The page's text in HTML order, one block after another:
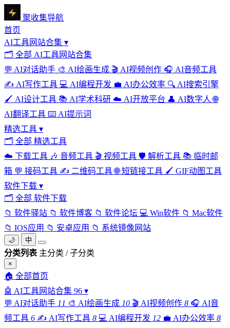
聚收集导航
首页
AI工具网站合集 ▾
🗂 全部 AI工具网站合集
💬 AI对话助手 🎨 AI绘画生成 🎬 AI视频创作 🎧 AI音频工具
✍️ AI写作工具 💻 AI编程开发 💼 AI办公效率 🔍 AI搜索引擎
🖌️ AI设计工具 📚 AI学术科研 ☁️ AI开放平台 👤 AI数字人 🌐
AI翻译工具 ⌨️ AI提示词
精选工具 ▾
🗂 全部 精选工具
☁️ 下载工具 🎶 音频工具 🎬 视频工具 🛡️ 解析工具 📚 临时邮
箱 💬 接码工具 ✍️ 二维码工具 🌐 短链接工具 🖌️ GIF动图工具
软件下载 ▾
🗂 全部 软件下载
📁 软件驿站 📁 软件博客 📁 软件论坛 💻 Win软件 📁 Mac软件
📁 IOS应用 📁 安卓应用 📁 系统镜像网站
🌙 中
分类列表 主分类 / 子分类
×
🏠 全部首页
🤖 AI工具网站合集 96 ▾
💬 AI对话助手 11 🎨 AI绘画生成 10 🎬 AI视频创作 8 🎧 AI音
频工具 6 ✍️ AI写作工具 8 💻 AI编程开发 12 💼 AI办公效率 8